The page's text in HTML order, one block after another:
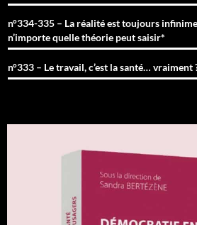
n°334-335 – La réalité est toujours
n’importe quelle théorie peut saisir*
n°333 – Le travail, c’est la santé… vraiment